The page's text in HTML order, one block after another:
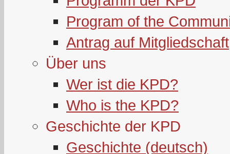
Program of the
Antrag auf Mitgliedschaft
Über uns
Wer ist die KPD?
Who is the KPD?
Geschichte der KPD
Geschichte (deutsch)